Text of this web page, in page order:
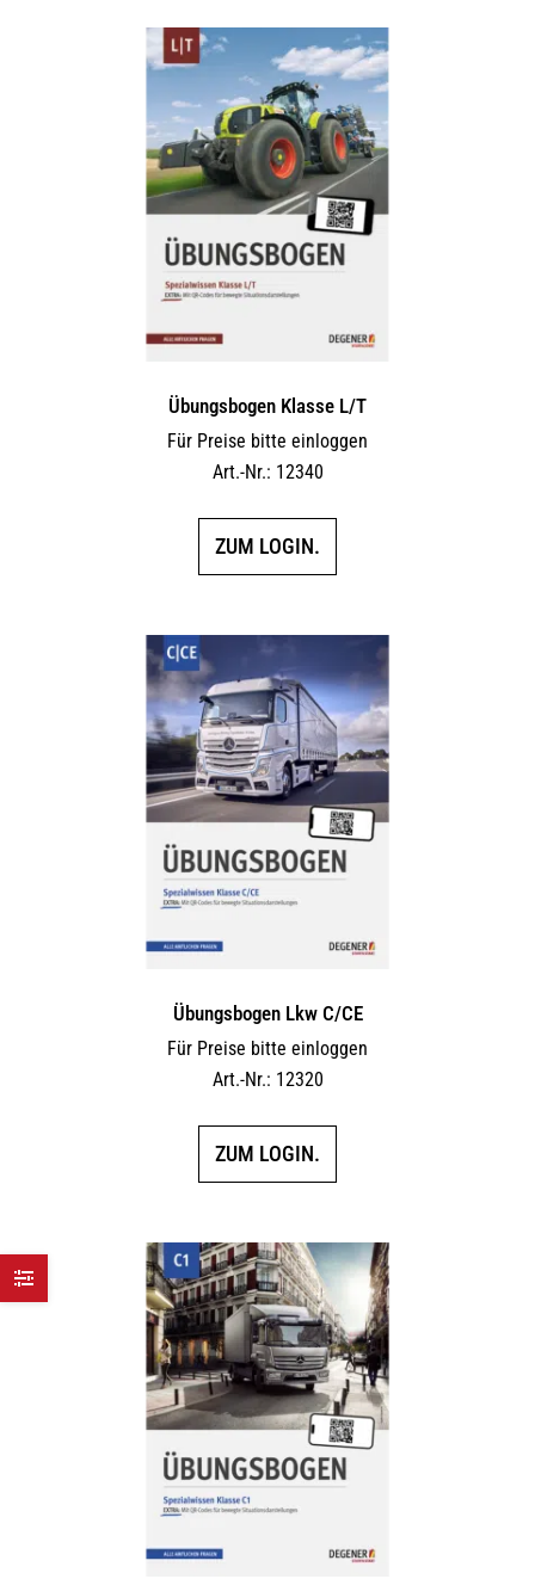
Übungsbogen Klasse L/T
Für Preise bitte einloggen
Art.-Nr.: 12340
ZUM LOGIN.
Übungsbogen Lkw C/CE
Für Preise bitte einloggen
Art.-Nr.: 12320
ZUM LOGIN.